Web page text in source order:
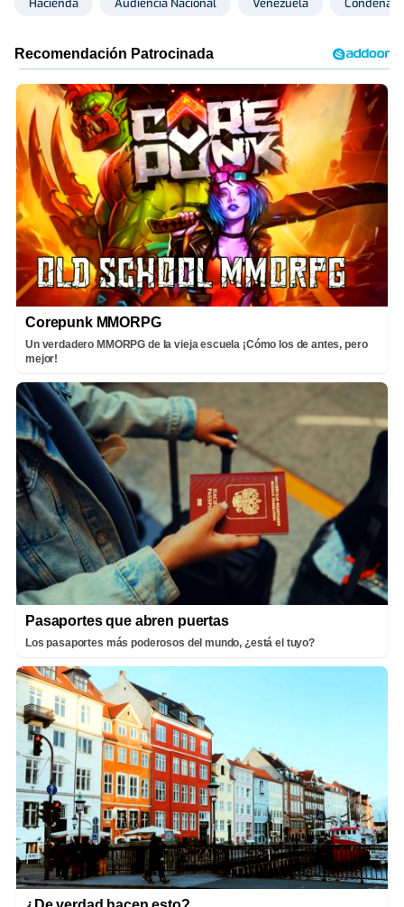
Corepunk MMORPG
Un verdadero MMORPG de la vieja escuela ¡Cómo los de antes, pero
mejor!
Pasaportes que abren puertas
Los pasaportes más poderosos del mundo, ¿está el tuyo?